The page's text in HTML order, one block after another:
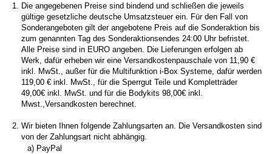
Die angegebenen Preise sind bindend und schließen die jeweils
gültige gesetzliche deutsche Umsatzsteuer ein. Für den Fall von
Sonderangeboten gilt der angebotene Preis auf die Sonderaktion bis
zum genannten Tag des Sonderaktionsendes 24:00 Uhr befristet.
Alle Preise sind in EURO angeben. Die Lieferungen erfolgen ab
Werk, dafür erheben wir eine Versandkostenpauschale von 11,90 €
inkl. MwSt., außer für die Multifunktion i-Box Systeme, dafür werden
119,00 € inkl. MwSt., für die Sperrgut Teile und Kompletträder
49,00€ inkl. MwSt. und für die Bodykits 98,00€ inkl.
Mwst.,Versandkosten berechnet.
Wir bieten Ihnen folgende Zahlungsarten an. Die Versandkosten sind
von der Zahlungsart nicht abhängig.
a) PayPal